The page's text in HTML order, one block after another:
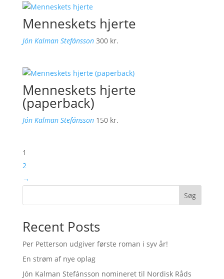
300 kr..
Menneskets hjerte
Jón Kalman Stefánsson 300 kr.
Menneskets hjerte
(paperback)
Jón Kalman Stefánsson 150 kr.
1
2
→
Søg
Recent Posts
Per Petterson udgiver første roman i syv år!
En strøm af nye oplag
Jón Kalman Stefánsson nomineret til Nordisk Råds